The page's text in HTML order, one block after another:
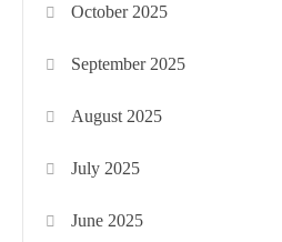
October 2025
September 2025
August 2025
July 2025
June 2025